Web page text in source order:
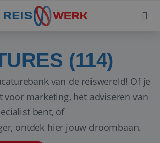
(114)
van de reiswereld! Of je
voor marketing, het adviseren van
bent, of
ontdek hier jouw droombaan.